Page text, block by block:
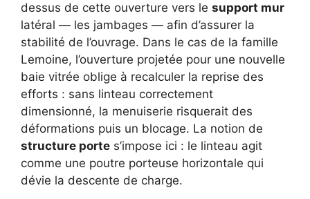
dessus de cette ouverture vers le support mur
latéral — les jambages — afin d’assurer la
stabilité de l’ouvrage. Dans le cas de la famille
Lemoine, l’ouverture projetée pour une nouvelle
baie vitrée oblige à recalculer la reprise des
efforts : sans linteau correctement
dimensionné, la menuiserie risquerait des
déformations puis un blocage. La notion de
structure porte s’impose ici : le linteau agit
comme une poutre porteuse horizontale qui
dévie la descente de charge.